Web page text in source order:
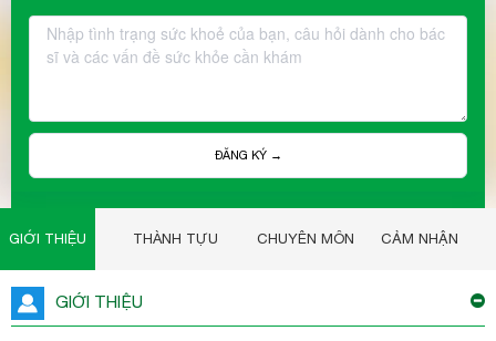
ĐĂNG KÝ →
GIỚI THIỆU THÀNH TỰU CHUYÊN MÔN CẢM NHẬN
GIỚI THIỆU
xem thêm